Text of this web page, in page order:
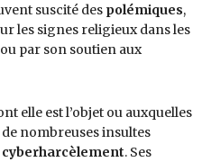
suscité des polémiques,
les signes religieux dans les
par son soutien aux
elle est l’objet ou auxquelles
nombreuses insultes
cyberharcèlement. Ses